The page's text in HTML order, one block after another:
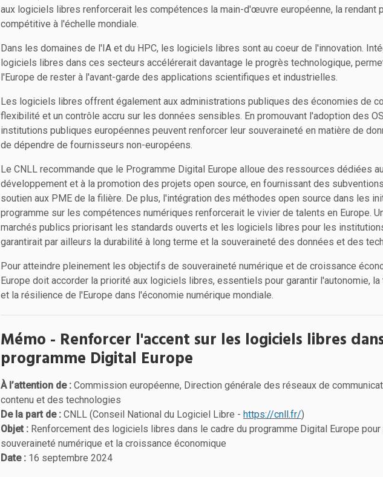
aux logiciels libres renforcerait les compétences la main-d'œuvre européenne, la rendant
compétitive à l'échelle mondiale.
Dans les domaines de l'IA et du HPC, les logiciels libres sont au coeur de l'innovation.
logiciels libres dans ces secteurs accélérerait davantage le progrès technologique,
l'Europe de rester à l'avant-garde des applications scientifiques et industrielles.
Les logiciels libres offrent également aux administrations publiques des économies de
flexibilité et un contrôle accru sur les données sensibles. En promouvant l'adoption des
institutions publiques européennes peuvent renforcer leur souveraineté en matière de
de dépendre de fournisseurs non-européens.
Le CNLL recommande que le Programme Digital Europe alloue des ressources dédiées au
développement et à la promotion des projets open source, en fournissant des
soutien aux PME de la filière. De plus, l'intégration des méthodes open source dans les
programme sur les compétences numériques renforcerait le vivier de talents en Europe.
marchés publics priorisant les standards ouverts et les logiciels libres pour les
garantirait par ailleurs la durabilité à long terme et la souveraineté des données et des
Pour atteindre pleinement les objectifs de souveraineté numérique et de croissance
Europe doit accorder la priorité aux logiciels libres, essentiels pour garantir l'autonomie, la
et la résilience de l'Europe dans l'économie numérique mondiale.
Mémo - Renforcer l'accent sur les logiciels libres
programme Digital Europe
À l’attention de : Commission européenne, Direction générale des réseaux de
contenu et des technologies
De la part de : CNLL (Conseil National du Logiciel Libre - https://cnll.fr/)
Objet : Renforcement des logiciels libres dans le cadre du programme Digital Europe
souveraineté numérique et la croissance économique
Date : 16 septembre 2024